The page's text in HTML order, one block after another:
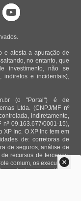
e atesta a apuração de
no entanto, que
investimento, não se
indiretos e incidentais),
(o "Portal") é de
Ltda. (CNPJ/MF nº
indiretamente,
09.163.677/0001-15),
Inc. O XP Inc tem em
de: corretoras de
de seguros, análise de
recursos de terceiros.
comum, os executivos
e as notícias,